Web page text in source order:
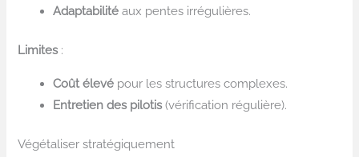
Adaptabilité aux pentes irrégulières.
Limites:
Coût élevé pour les structures complexes.
Entretien des pilotis(vérification régulière).
Végétaliser stratégiquement